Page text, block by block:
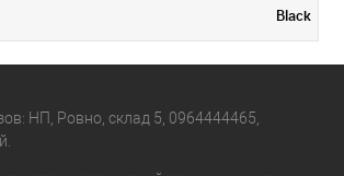
Black
НП, Ровно, склад 5, 0964444465,